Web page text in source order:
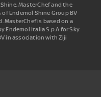
MasterChef and the
Endemol Shine Group BV
MasterChef is based on a
Endemol Italia S.p.A for Sky
in association with Ziji